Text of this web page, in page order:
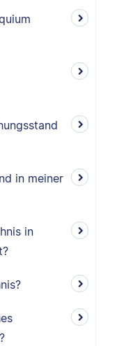
in meiner
in